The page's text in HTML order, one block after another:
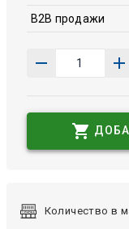
B2B продажи
Количество в